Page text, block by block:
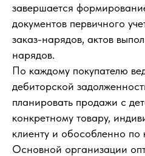
завершается
документов первичного
заказ-нарядов, актов
нарядов.
По каждому покупателю
дебиторской
планировать продажи с
конкретному товару,
клиенту и обособленно по
Основной организации